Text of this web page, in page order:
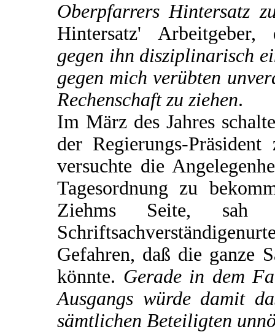
Oberpfarrers Hintersatz
Hintersatz'
gegen ihn disziplinarisch
gegen mich verübten
Rechenschaft zu ziehen.
Im März des Jahres
der Regierungs-
versuchte die
Tagesordnung zu
Ziehms Seite,
Gefahren, daß die ganze
könnte. Gerade in dem
Ausgangs würde damit
sämtlichen Beteiligten